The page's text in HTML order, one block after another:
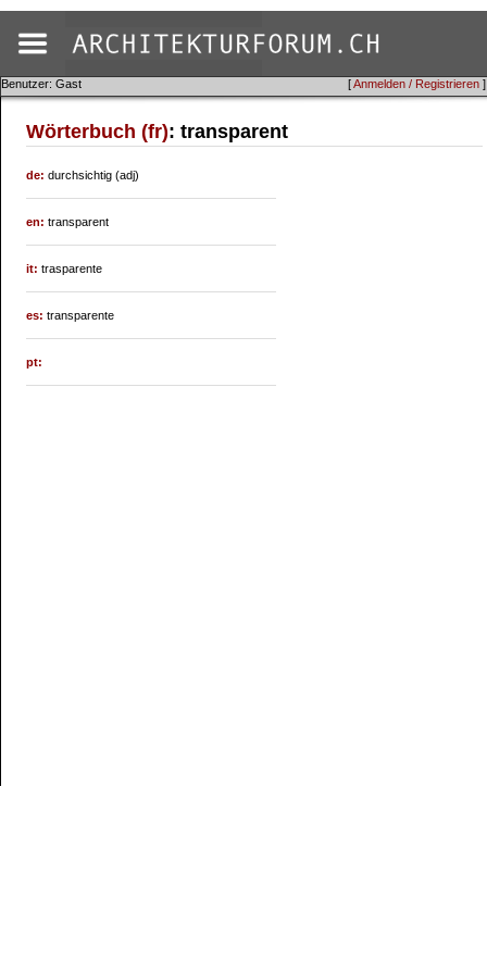
[Anmelden / Registrieren ]
Benutzer: Gast
Wörterbuch (fr): transparent
de:durchsichtig (adj)
en:transparent
it:trasparente
es:transparente
pt: